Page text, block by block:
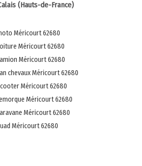
(Hauts-de-France)
Méricourt 62680
Méricourt 62680
Méricourt 62680
chevaux Méricourt 62680
Méricourt 62680
Méricourt 62680
Méricourt 62680
Méricourt 62680